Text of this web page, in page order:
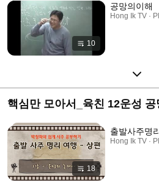
10
공망의이해
Hong Ik TV ·
핵심만 모아서_육친 12운성
18
출발사주명
Hong Ik TV ·